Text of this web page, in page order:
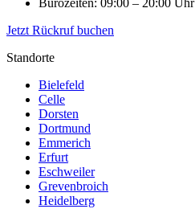
Bürozeiten: 09:00 – 20:00 Uhr
Jetzt Rückruf buchen
Standorte
Bielefeld
Celle
Dorsten
Dortmund
Emmerich
Erfurt
Eschweiler
Grevenbroich
Heidelberg